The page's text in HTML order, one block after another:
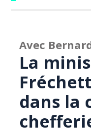
Avec
La
dans la